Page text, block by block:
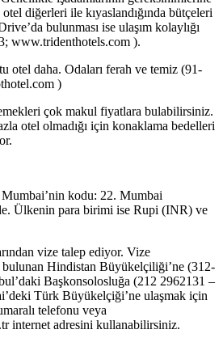
diğerleri ile kıyaslandığında bütçeleri
bulunması ise ulaşım kolaylığı
www.tridenthotels.com ).
otel daha. Odaları ferah ve temiz (91-
)
çok makul fiyatlara bulabilirsiniz.
otel olmadığı için konaklama bedelleri
kodu: 22. Mumbai
Ülkenin para birimi ise Rupi (INR) ve
vize talep ediyor. Vize
bulunan Hindistan Büyükelçiliği’ne (312-
Başkonsolosluğa (212 2962131 –
Türk Büyükelçiği’ne ulaşmak için
telefonu veya
internet adresini kullanabilirsiniz.